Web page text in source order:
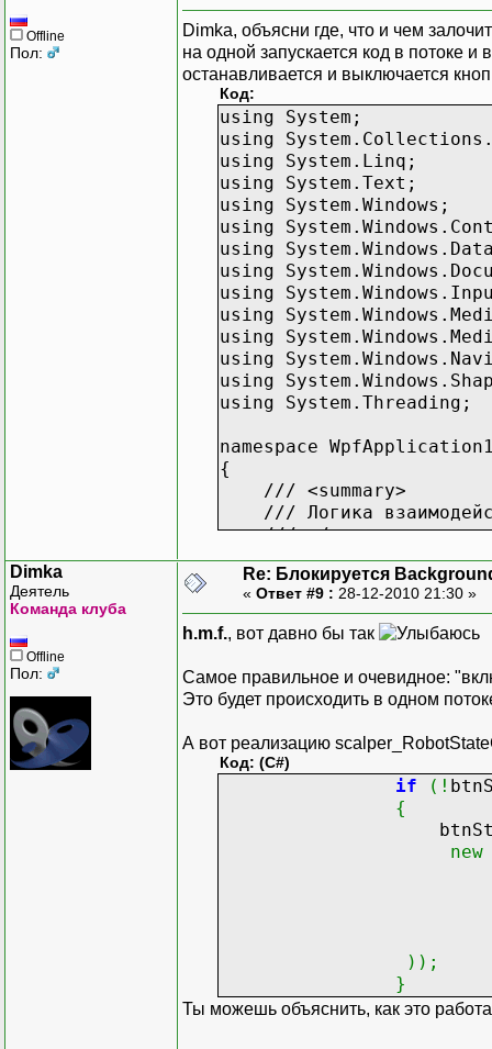
}
}
Offline
Пол:
Dimka, объясни где, что и чем
на одной запускается код в потоке
останавливается и выключается
Код:
using System;
using
using System.Linq;
using System.Text;
using System.Windows;
using
using
using
using
using
using
using
using
using System.Threading;
namespace
{
/// <summary>
/// Логика
/// </summary>
public partial class
{
Scalper scalper;
Thread thread;
Button btnStart;
Button btnStop;
public Window1()
{
btnStart = new
btnStop = new
btnStop.Content
Dimka
Деятель
Команда клуба
Offline
Пол:
Re: Блокируется
« Ответ #9 : 28-12-2010 21:30 »
h.m.f., вот давно бы так
Самое правильное и очевидное:
Это будет происходить в одном
А вот реализацию
Код: (C#)
if ( !
{
new
) ) ;
}
Ты можешь объяснить, как это